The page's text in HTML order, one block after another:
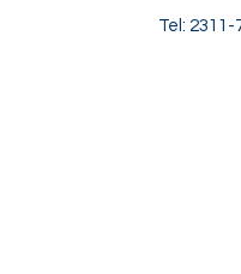
Tel: 2311-